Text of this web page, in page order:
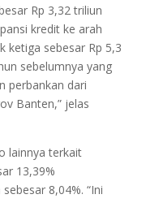
Rp 3,32 triliun
kredit ke arah
ketiga sebesar Rp 5,3
sebelumnya yang
perbankan dari
Banten,” jelas
lainnya terkait
13,39%
8,04%. “Ini